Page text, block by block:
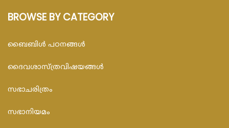
BROWSE BY CATEGORY
ബൈബിള്‍ പഠനങ്ങള്‍
ദൈവശാസ്ത്രവിഷയങ്ങള്‍
സഭാചരിത്രം
സഭാനിയമം